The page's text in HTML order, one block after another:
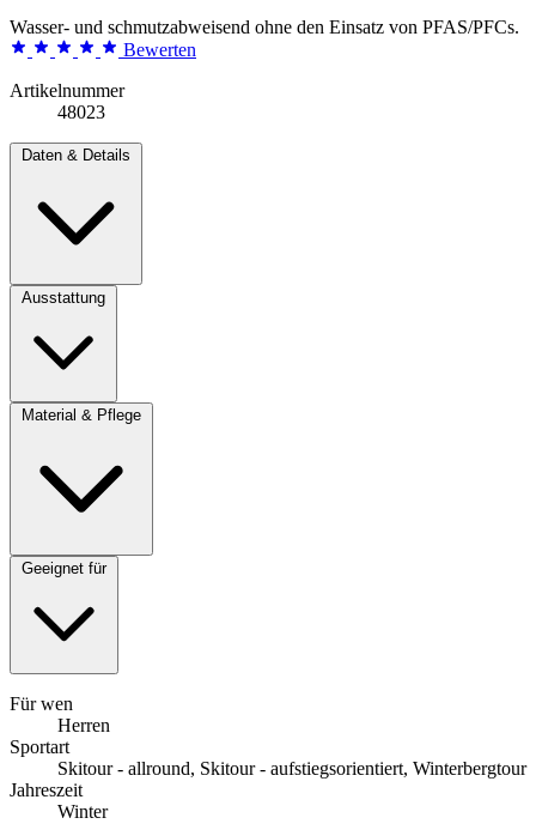
Wasser- und schmutzabweisend ohne den Einsatz von PFAS/PFCs.
Bewerten
Artikelnummer
48023
Daten & Details
Ausstattung
Material & Pflege
Geeignet für
Für wen
Herren
Sportart
Skitour - allround, Skitour - aufstiegsorientiert, Winterbergtour
Jahreszeit
Winter